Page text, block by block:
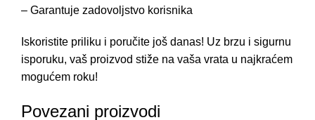
– Garantuje zadovoljstvo korisnika
Iskoristite priliku i poručite još danas! Uz brzu i sigurnu
isporuku, vaš proizvod stiže na vaša vrata u najkraćem
mogućem roku!
Povezani proizvodi